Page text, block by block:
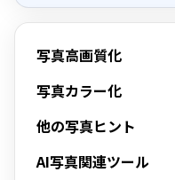
写真高画質化
写真カラー化
他の写真ヒント
AI写真関連ツール